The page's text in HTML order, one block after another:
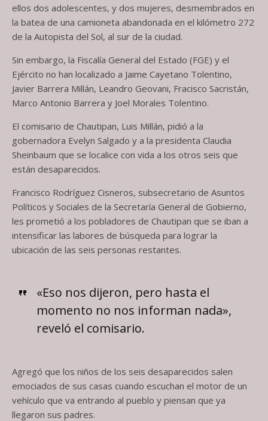
ellos dos adolescentes, y dos mujeres, desmembrados en
la batea de una camioneta abandonada en el kilómetro 272
de la Autopista del Sol, al sur de la ciudad.
Sin embargo, la Fiscalía General del Estado (FGE) y el
Ejército no han localizado a Jaime Cayetano Tolentino,
Javier Barrera Millán, Leandro Geovani, Fracisco Sacristán,
Marco Antonio Barrera y Joel Morales Tolentino.
El comisario de Chautipan, Luis Millán, pidió a la
gobernadora Evelyn Salgado y a la presidenta Claudia
Sheinbaum que se localice con vida a los otros seis que
están desaparecidos.
Francisco Rodríguez Cisneros, subsecretario de Asuntos
Políticos y Sociales de la Secretaría General de Gobierno,
les prometió a los pobladores de Chautipan que se iban a
intensificar las labores de búsqueda para lograr la
ubicación de las seis personas restantes.
«Eso nos dijeron, pero hasta el
momento no nos informan nada»,
reveló el comisario.
Agregó que los niños de los seis desaparecidos salen
emociados de sus casas cuando escuchan el motor de un
vehículo que va entrando al pueblo y piensan que ya
llegaron sus padres.